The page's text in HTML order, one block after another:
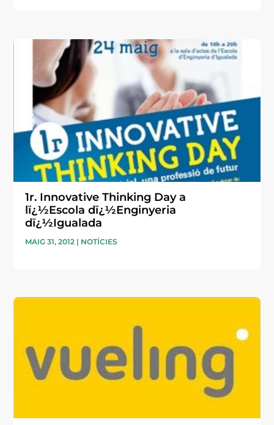
1r. Innovative Thinking Day a
lï¿½Escola dï¿½Enginyeria
dï¿½Igualada
MAIG 31, 2012 | NOTÍCIES